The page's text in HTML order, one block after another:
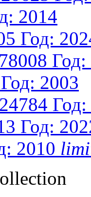
2014
Год:
78008 Год:
Год: 2003
24784
Год:
2010